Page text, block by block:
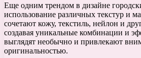
Еще одним трендом в дизайне
использование различных текстур и
сочетают кожу, текстиль, нейлон и
создавая уникальные комбинации и
выглядят необычно и привлекают
оригинальностью.